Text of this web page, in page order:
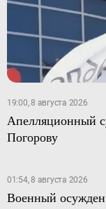
19:00, 8 августа 2026
Апелляционный
Погорову
01:54, 8 августа 2026
Военный осужден